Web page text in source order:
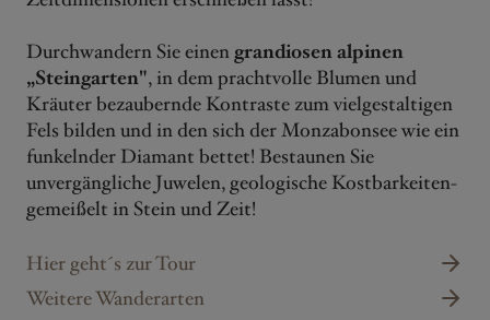
Durchwandern Sie einengrandiosen alpinen
„Steingarten", in dem prachtvolle Blumen und
Kräuter bezaubernde Kontraste zum vielgestaltigen
Fels bilden und in den sich der Monzabonsee wie ein
funkelnder Diamant bettet! Bestaunen Sie
unvergängliche Juwelen, geologische Kostbarkeiten-
gemeißelt in Stein und Zeit!
Hier geht´s zur Tour
Weitere Wanderarten